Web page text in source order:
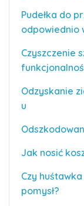
Pudełka do
odpowiednio
Czyszczenie
Odzyskanie
u
Jak nosić
Czy
pomysł?